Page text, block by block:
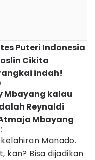
Puteri Indonesia
Cikita
indah!
Mbayang kalau
Reynaldi
Mbayang
Manado.
kan? Bisa dijadikan